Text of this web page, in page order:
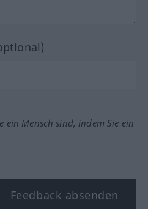
ein Mensch sind, indem Sie ein
Feedback absenden